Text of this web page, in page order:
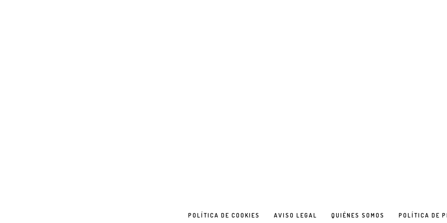
POLÍTICA DE COOKIES AVISO LEGAL QUIÉNES SOMOS POLÍTICA DE